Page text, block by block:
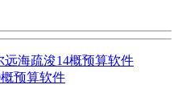
远海疏浚14概预算软件
预算软件